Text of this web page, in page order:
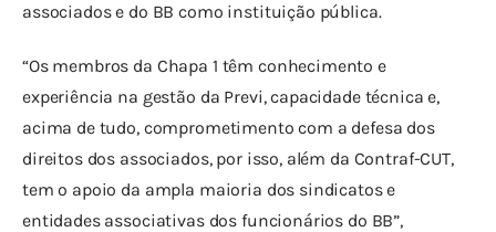
associados e do BB como instituição pública.
“Os membros da Chapa 1 têm conhecimento e
experiência na gestão da Previ, capacidade técnica e,
acima de tudo, comprometimento com a defesa dos
direitos dos associados, por isso, além da Contraf-CUT,
tem o apoio da ampla maioria dos sindicatos e
entidades associativas dos funcionários do BB”,